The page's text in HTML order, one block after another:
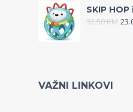
SKIP
32.50KM
VAŽNI LINKOVI